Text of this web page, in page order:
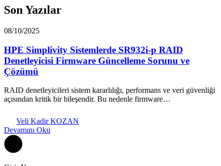
Son Yazılar
08/10/2025
HPE Simplivity Sistemlerde SR932i-p RAID
Denetleyicisi Firmware Güncelleme Sorunu ve
Çözümü
RAID denetleyicileri sistem kararlılığı, performans ve veri güvenliği
açısından kritik bir bileşendir. Bu nedenle firmware…
Veli Kadir KOZAN
Devamını Oku